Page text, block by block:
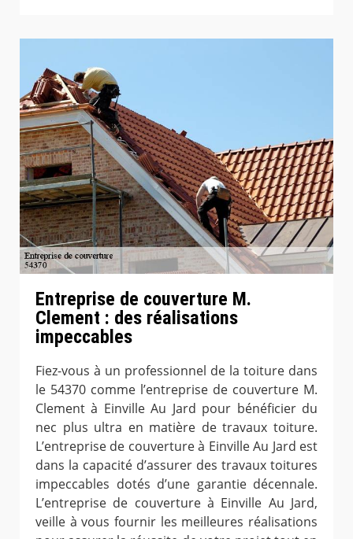
Entreprise de couverture M.
Clement : des réalisations
impeccables
Fiez-vous à un professionnel de la toiture dans
le 54370 comme l’entreprise de couverture M.
Clement à Einville Au Jard pour bénéficier du
nec plus ultra en matière de travaux toiture.
L’entreprise de couverture à Einville Au Jard est
dans la capacité d’assurer des travaux toitures
impeccables dotés d’une garantie décennale.
L’entreprise de couverture à Einville Au Jard,
veille à vous fournir les meilleures réalisations